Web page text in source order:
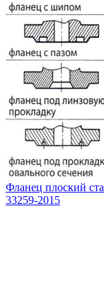
Фланец плоский
33259-2015